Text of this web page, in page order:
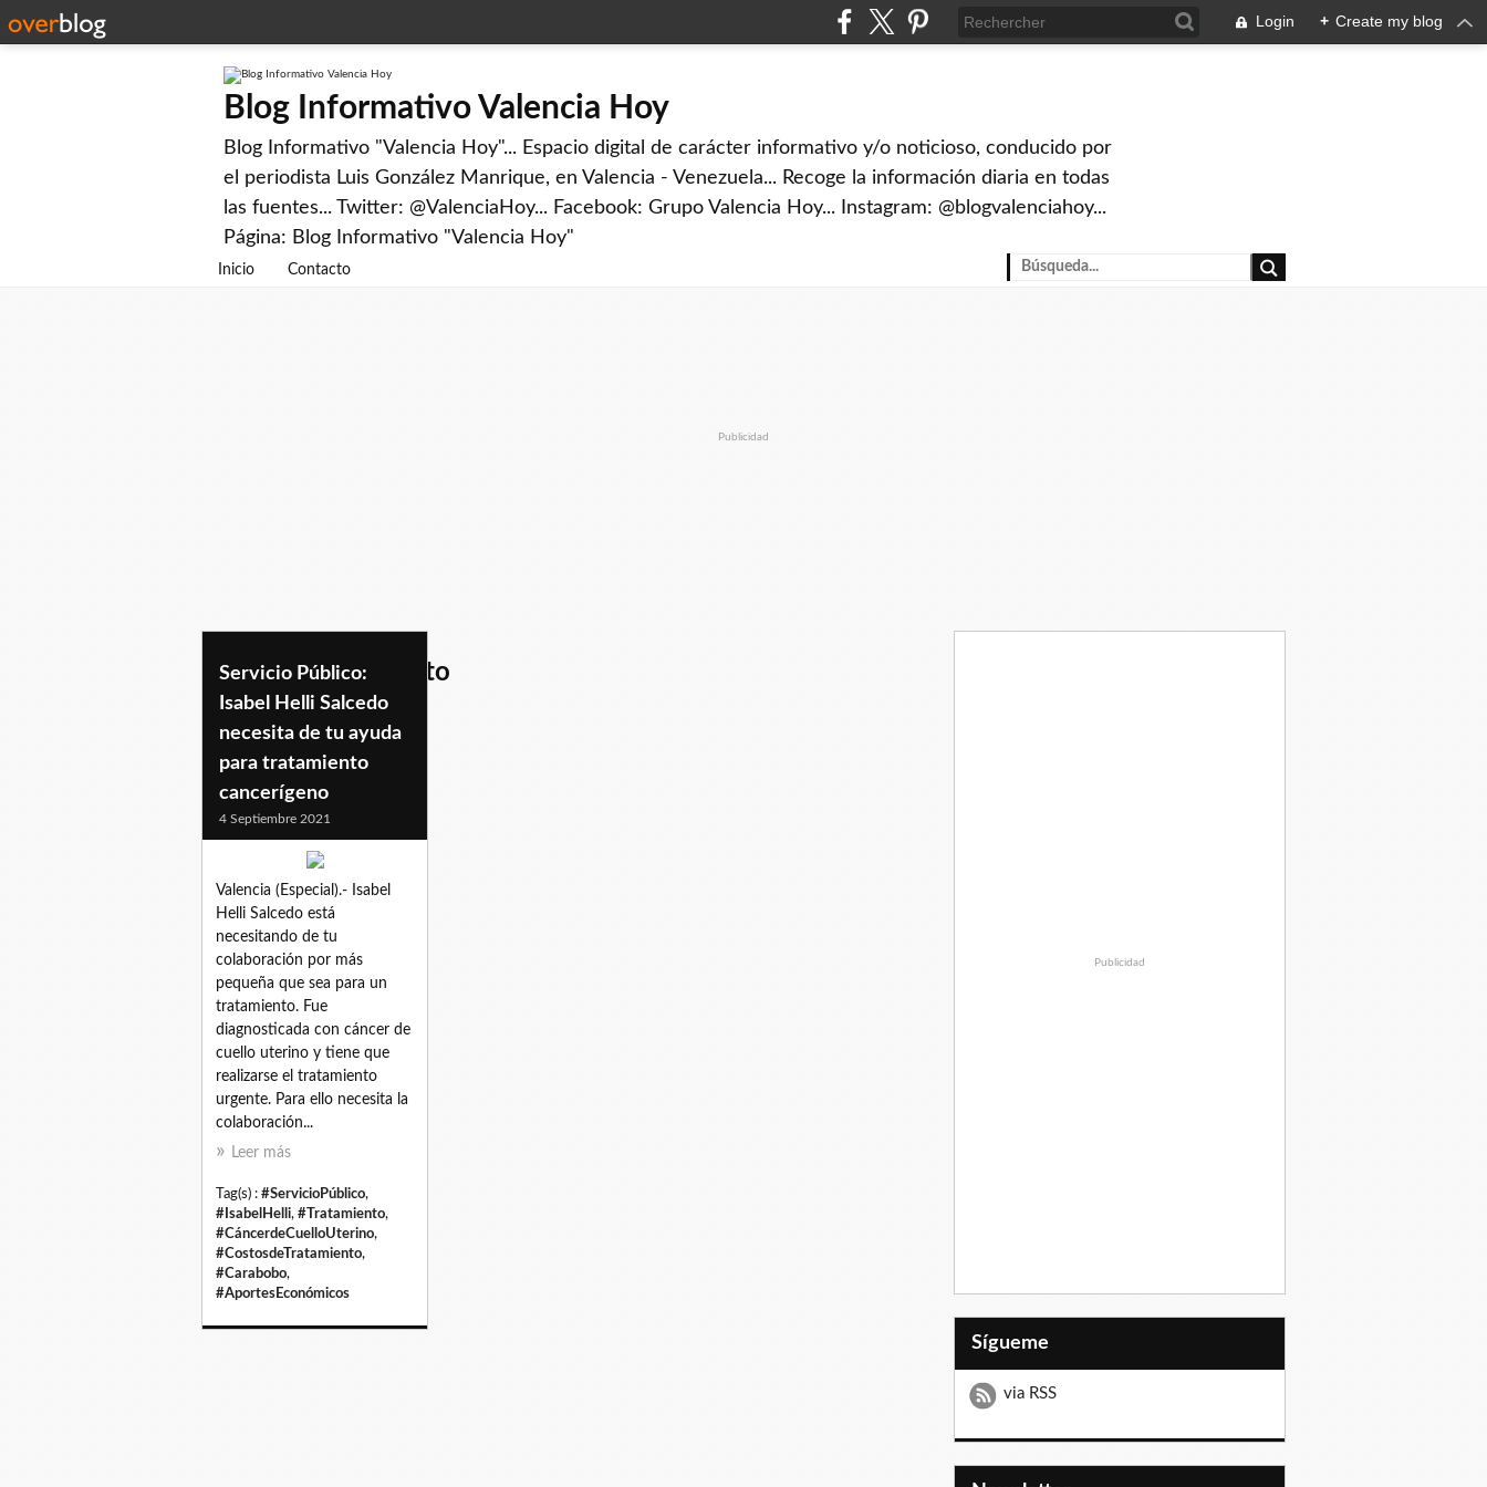
Login + Create my blog
Blog Informativo Valencia Hoy
Blog Informativo "Valencia Hoy"... Espacio digital de carácter informativo y/o noticioso, conducido por
el periodista Luis González Manrique, en Valencia - Venezuela... Recoge la información diaria en todas
las fuentes... Twitter: @ValenciaHoy... Facebook: Grupo Valencia Hoy... Instagram: @blogvalenciahoy...
Página: Blog Informativo "Valencia Hoy"
Inicio Contacto
Publicidad
costosdetratamiento
Servicio Público:
Isabel Helli Salcedo
necesita de tu ayuda
para tratamiento
cancerígeno
4 Septiembre 2021
Valencia (Especial).- Isabel
Helli Salcedo está
necesitando de tu
colaboración por más
pequeña que sea para un
tratamiento. Fue
diagnosticada con cáncer de
cuello uterino y tiene que
realizarse el tratamiento
urgente. Para ello necesita la
colaboración...
Leer más
Tag(s) : #ServicioPúblico,
#IsabelHelli, #Tratamiento,
#CáncerdeCuelloUterino,
#CostosdeTratamiento,
#Carabobo,
#AportesEconómicos
Publicidad
Sígueme
via RSS